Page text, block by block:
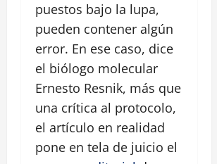
puestos bajo la lupa,
pueden contener algún
error. En ese caso, dice
el biólogo molecular
Ernesto Resnik, más que
una crítica al protocolo,
el artículo en realidad
pone en tela de juicio el